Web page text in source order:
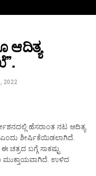
ಆದಿತ್ಯ
2022
ಹೆಸರಾಂತ ನಟ ಆದಿತ್ಯ
ಎಂದು ಶೀರ್ಷಿಕೆಯಿಡಲಾಗಿದೆ.
ಚತ್ರದ ಬಗ್ಗೆ ಸಾಕಷ್ಟು
ಮುಕ್ತಾಯವಾಗಿದೆ. ಉಳಿದ